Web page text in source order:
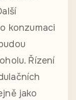
konzumaci
Řízení
jako